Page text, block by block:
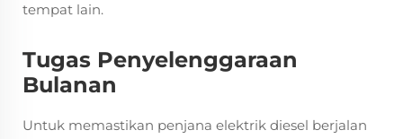
tempat lain.
Tugas Penyelenggaraan
Bulanan
Untuk memastikan penjana elektrik diesel berjalan